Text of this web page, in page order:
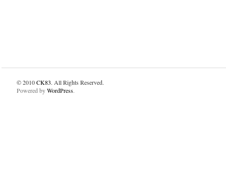
© 2010CK83. All Rights Reserved.
Powered byWordPress.